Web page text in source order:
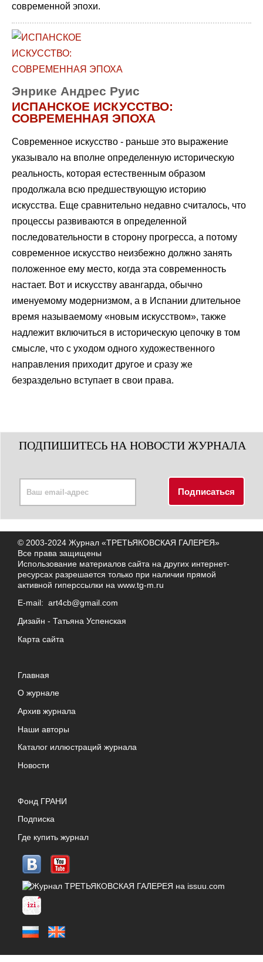
современной эпохи.
Энрике Андрес Руис
ИСПАНСКОЕ ИСКУССТВО:
СОВРЕМЕННАЯ ЭПОХА
Современное искусство - раньше это выражение
указывало на вполне определенную историческую
реальность, которая естественным образом
продолжала всю предшествующую историю
искусства. Еще сравнительно недавно считалось, что
процессы развиваются в определенной
последовательности в сторону прогресса, а потому
современное искусство неизбежно должно занять
положенное ему место, когда эта современность
настает. Вот и искусству авангарда, обычно
именуемому модернизмом, а в Испании длительное
время называемому «новым искусством», также
надлежит включиться в историческую цепочку в том
смысле, что с уходом одного художественного
направления приходит другое и сразу же
безраздельно вступает в свои права.
ПОДПИШИТЕСЬ НА НОВОСТИ ЖУРНАЛА
© 2003-2024 Журнал «ТРЕТЬЯКОВСКАЯ ГАЛЕРЕЯ»
Все права защищены
Использование материалов сайта на других интернет-
ресурсах разрешается только при наличии прямой
активной гиперссылки на www.tg-m.ru
E-mail: art4cb@gmail.com
Дизайн - Татьяна Успенская
Карта сайта
Главная
О журнале
Архив журнала
Наши авторы
Каталог иллюстраций журнала
Новости
Фонд ГРАНИ
Подписка
Где купить журнал